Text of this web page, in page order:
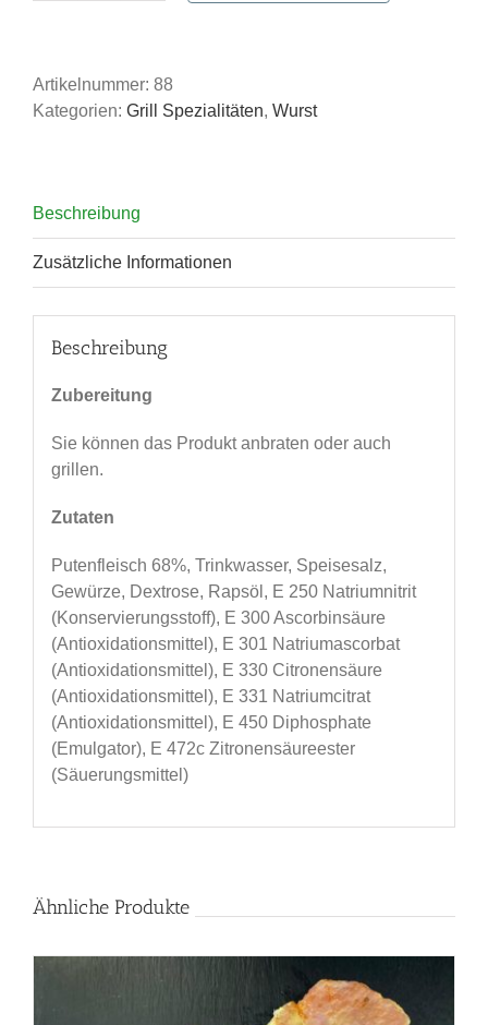
Stück
|
Artikelnummer: 88
Kategorien: Grill Spezialitäten, Wurst
Beschreibung
Zusätzliche Informationen
Beschreibung
Zubereitung
Sie können das Produkt anbraten oder auch
grillen.
Zutaten
Putenfleisch 68%, Trinkwasser, Speisesalz,
Gewürze, Dextrose, Rapsöl, E 250 Natriumnitrit
(Konservierungsstoff), E 300 Ascorbinsäure
(Antioxidationsmittel), E 301 Natriumascorbat
(Antioxidationsmittel), E 330 Citronensäure
(Antioxidationsmittel), E 331 Natriumcitrat
(Antioxidationsmittel), E 450 Diphosphate
(Emulgator), E 472c Zitronensäureester
(Säuerungsmittel)
Ähnliche Produkte